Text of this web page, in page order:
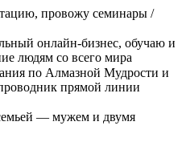
провожу семинары /
онлайн-бизнес, обучаю и
людям со всего мира
по Алмазной Мудрости и
прямой линии
— мужем и двумя